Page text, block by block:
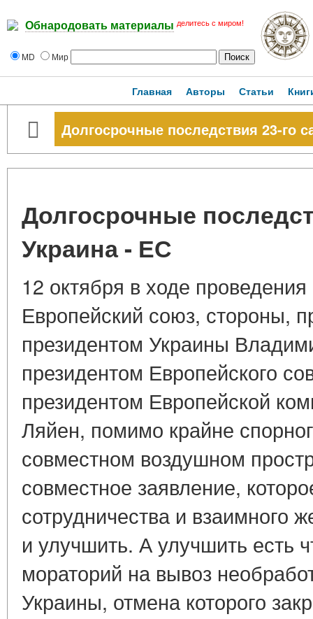
Обнародовать материалы делитесь с миром!
MD Мир
Главная Авторы Статьи
Долгосрочные последствия 23-го
Долгосрочные
Украина - ЕС
12 октября в ходе
Европейский союз, стороны,
президентом Украины
президентом Европейского
президентом Европейской
Ляйен, помимо крайне
совместном воздушном
совместное заявление,
сотрудничества и взаимного
и улучшить. А улучшить есть
мораторий на вывоз
Украины, отмена которого